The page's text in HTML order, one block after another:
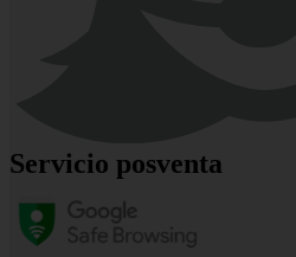
Servicio posventa